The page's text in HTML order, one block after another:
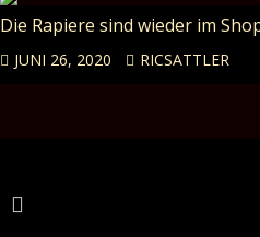
Die Rapiere sind wieder im
JUNI 26, 2020 RICSATTLER